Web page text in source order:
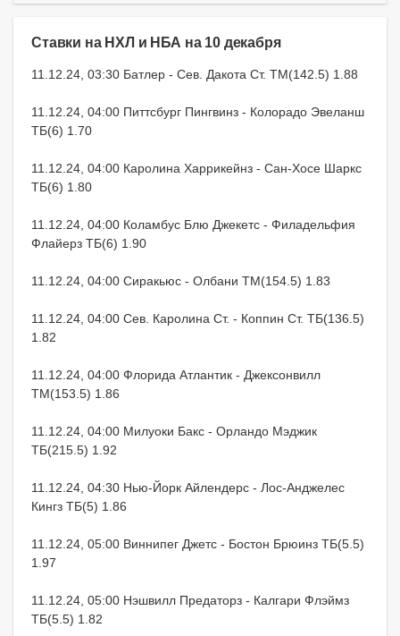
Ставки на НХЛ и НБА на 10 декабря
11.12.24, 03:30 Батлер - Сев. Дакота Ст. ТМ(142.5) 1.88
11.12.24, 04:00 Питтсбург Пингвинз - Колорадо Эвеланш
ТБ(6) 1.70
11.12.24, 04:00 Каролина Харрикейнз - Сан-Хосе Шаркс
ТБ(6) 1.80
11.12.24, 04:00 Коламбус Блю Джекетс - Филадельфия
Флайерз ТБ(6) 1.90
11.12.24, 04:00 Сиракьюс - Олбани ТМ(154.5) 1.83
11.12.24, 04:00 Сев. Каролина Ст. - Коппин Ст. ТБ(136.5)
1.82
11.12.24, 04:00 Флорида Атлантик - Джексонвилл
ТМ(153.5) 1.86
11.12.24, 04:00 Милуоки Бакс - Орландо Мэджик
ТБ(215.5) 1.92
11.12.24, 04:30 Нью-Йорк Айлендерс - Лос-Анджелес
Кингз ТБ(5) 1.86
11.12.24, 05:00 Виннипег Джетс - Бостон Брюинз ТБ(5.5)
1.97
11.12.24, 05:00 Нэшвилл Предаторз - Калгари Флэймз
ТБ(5.5) 1.82